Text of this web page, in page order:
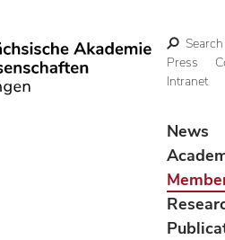
Search
Press
Intranet
News